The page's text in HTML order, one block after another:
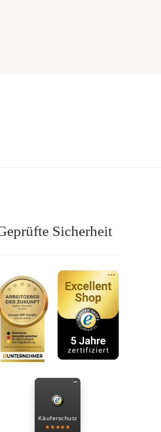
Sicherheit
Käuferschutz
★★★★★